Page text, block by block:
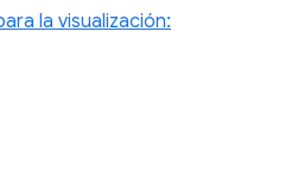
la visualización: